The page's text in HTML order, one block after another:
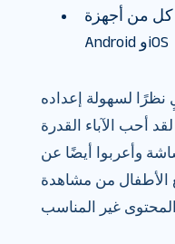
من أجهزة
Android وiOS
نظرًا لسهولة إعداده
لقد أحب الآباء القدرة
وأعربوا أيضًا عن
الأطفال من مشاهدة